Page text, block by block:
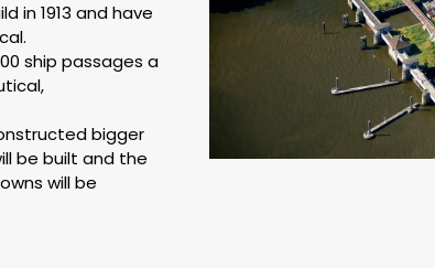
in 1913 and have
ship passages a
bigger
be built and the
will be